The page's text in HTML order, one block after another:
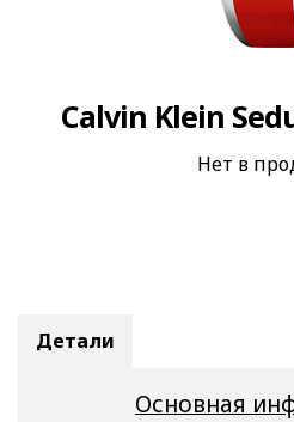
Calvin Klein
Нет в
Детали
Основная